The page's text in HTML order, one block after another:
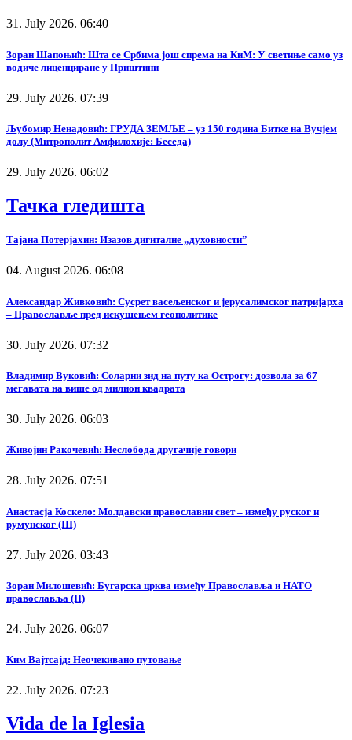
31. July 2026. 06:40
Зоран Шапоњић: Шта се Србима још спрема на КиМ: У светиње само уз
водиче лиценциране у Приштини
29. July 2026. 07:39
Љубомир Ненадовић: ГРУДА ЗЕМЉЕ – уз 150 година Битке на Вучјем
долу (Митрополит Амфилохије: Беседа)
29. July 2026. 06:02
Тачка гледишта
Тајана Потерјахин: Изазов дигиталне „духовности”
04. August 2026. 06:08
Александар Живковић: Сусрет васељенског и јерусалимског патријарха
– Православље пред искушењем геополитике
30. July 2026. 07:32
Владимир Вуковић: Соларни зид на путу ка Острогу: дозвола за 67
мегавата на више од милион квадрата
30. July 2026. 06:03
Живојин Ракочевић: Неслобода другачије говори
28. July 2026. 07:51
Анастасја Коскело: Молдавски православни свет – између руског и
румунског (III)
27. July 2026. 03:43
Зоран Милошевић: Бугарска црква између Православља и НАТО
православља (II)
24. July 2026. 06:07
Ким Вајтсајд: Неочекивано путовање
22. July 2026. 07:23
Vida de la Iglesia